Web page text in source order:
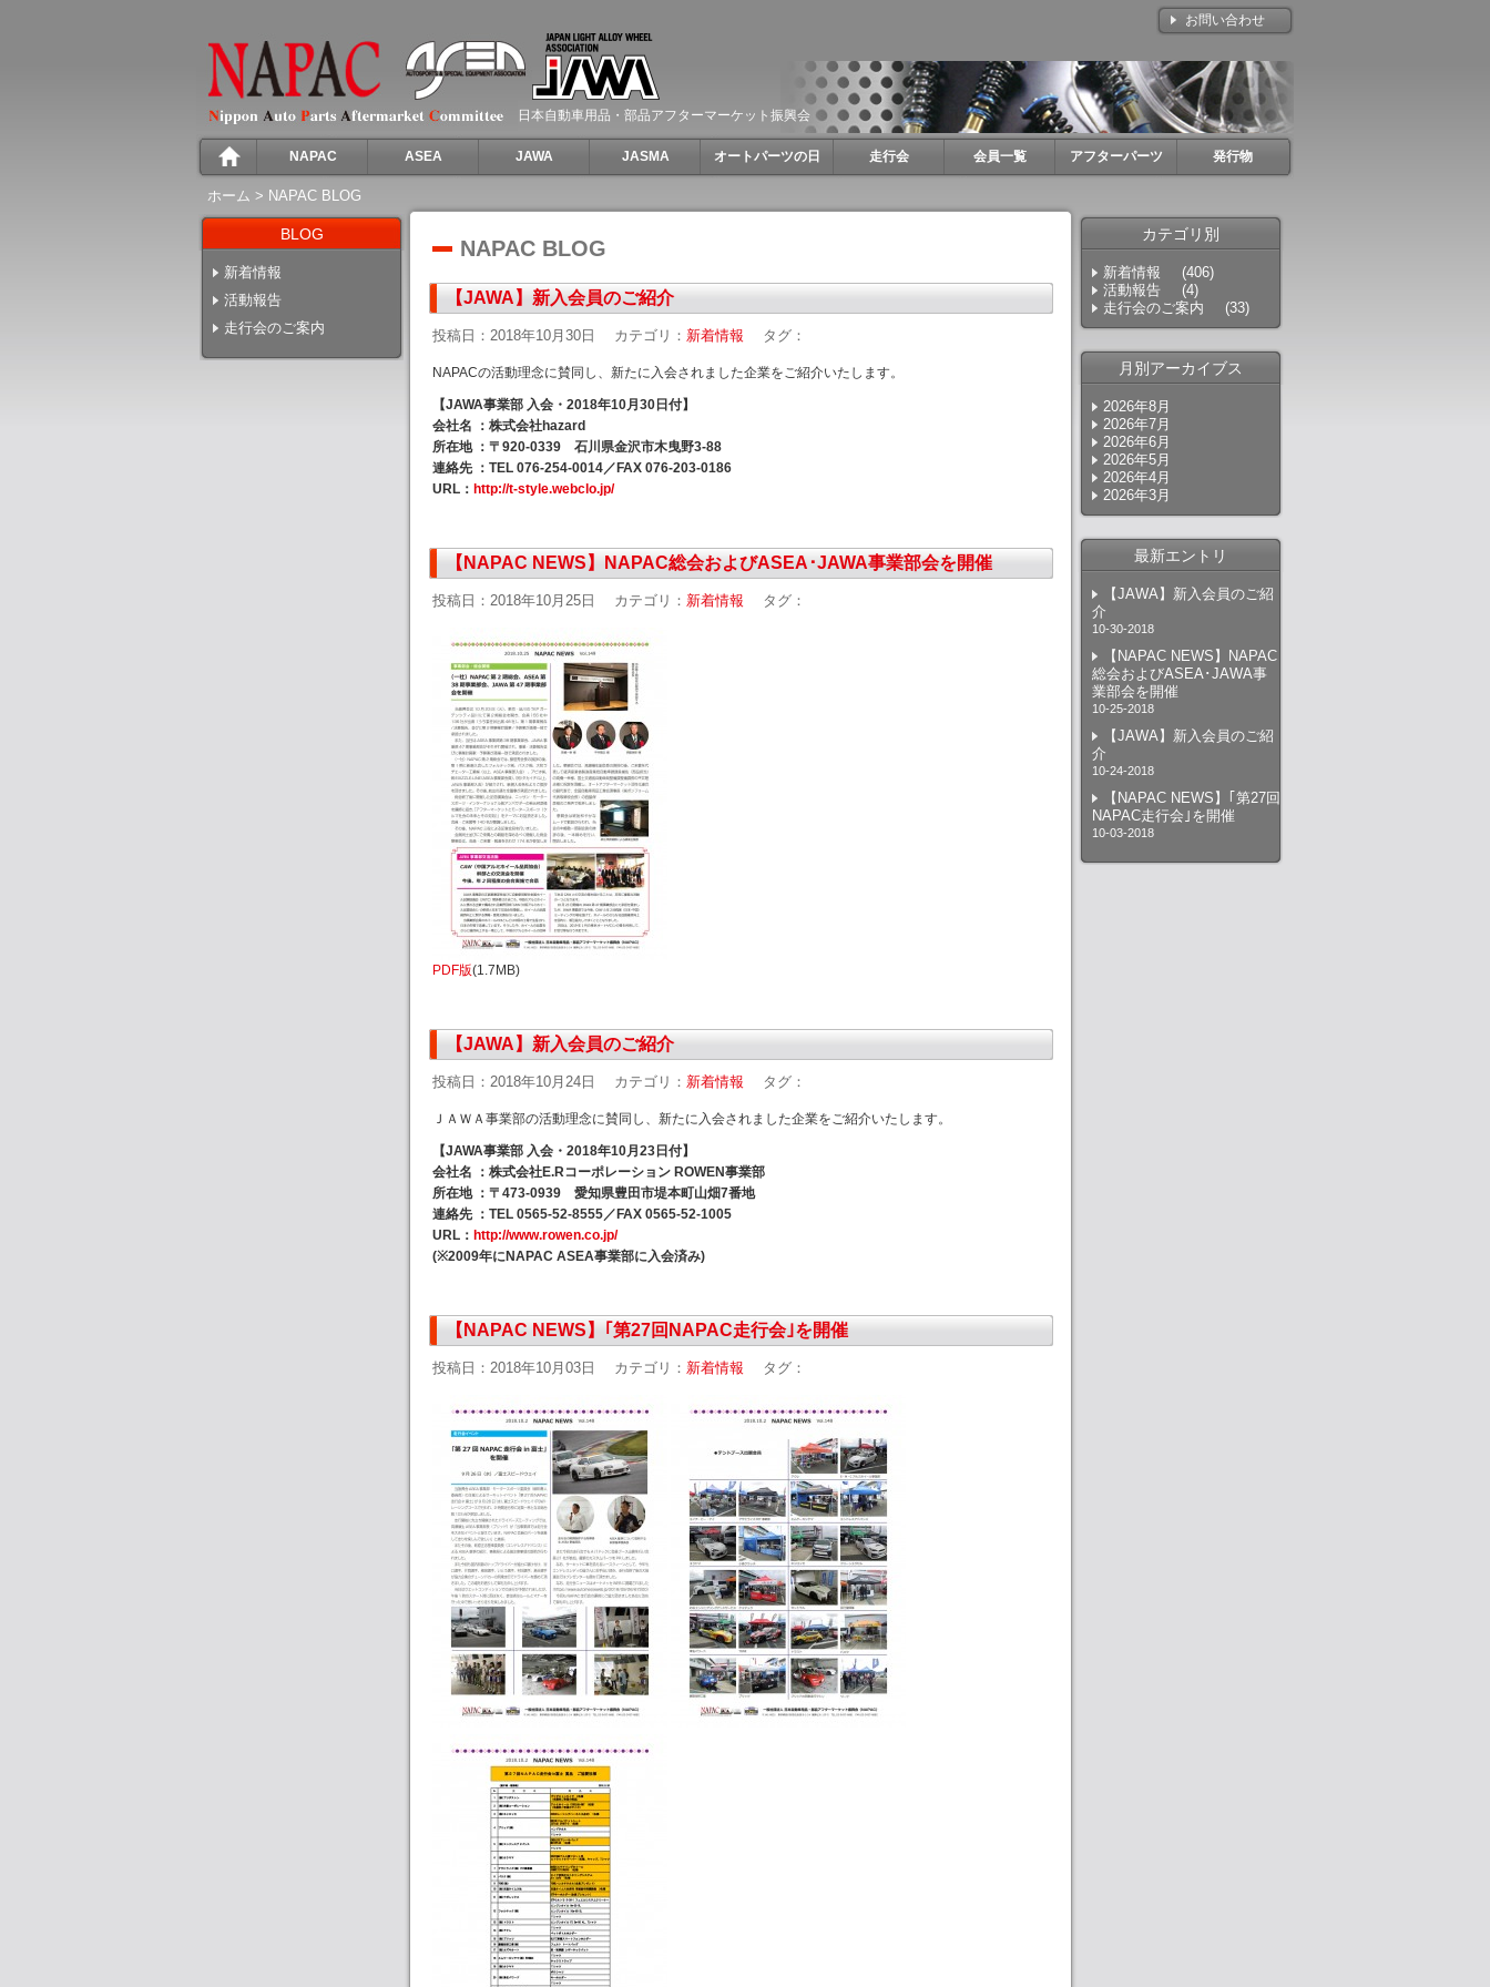
日本自動車用品・部品アフターマーケット振興会
お問い合わせ
NAPAC ASEA JAWA JASMA オートパーツの日 走行会 会員一覧 アフターパーツ 発行物
ホーム > NAPAC BLOG
BLOG
新着情報
活動報告
走行会のご案内
NAPAC BLOG
【JAWA】新入会員のご紹介
投稿日：2018年10月30日 カテゴリ： 新着情報 タグ：
NAPACの活動理念に賛同し、新たに入会されました企業をご紹介いたします。
【JAWA事業部 入会・2018年10月30日付】
会社名 ：株式会社hazard
所在地 ：〒920-0339 石川県金沢市木曳野3-88
連絡先 ：TEL 076-254-0014／FAX 076-203-0186
URL： http://t-style.webclo.jp/
【NAPAC NEWS】NAPAC総会およびASEA･JAWA事業部会を開催
投稿日：2018年10月25日 カテゴリ： 新着情報 タグ：
PDF版(1.7MB)
【JAWA】新入会員のご紹介
投稿日：2018年10月24日 カテゴリ： 新着情報 タグ：
ＪＡＷＡ事業部の活動理念に賛同し、新たに入会されました企業をご紹介いたします。
【JAWA事業部 入会・2018年10月23日付】
会社名 ：株式会社E.Rコーポレーション ROWEN事業部
所在地 ：〒473-0939 愛知県豊田市堤本町山畑7番地
連絡先 ：TEL 0565-52-8555／FAX 0565-52-1005
URL： http://www.rowen.co.jp/
(※2009年にNAPAC ASEA事業部に入会済み)
【NAPAC NEWS】｢第27回NAPAC走行会｣を開催
投稿日：2018年10月03日 カテゴリ： 新着情報 タグ：
カテゴリ別
新着情報
(406)
活動報告
(4)
走行会のご案内
(33)
月別アーカイブス
2026年8月
2026年7月
2026年6月
2026年5月
2026年4月
2026年3月
最新エントリ
【JAWA】新入会員のご紹
介
10-30-2018
【NAPAC NEWS】NAPAC
総会およびASEA･JAWA事
業部会を開催
10-25-2018
【JAWA】新入会員のご紹
介
10-24-2018
【NAPAC NEWS】｢第27回
NAPAC走行会｣を開催
10-03-2018